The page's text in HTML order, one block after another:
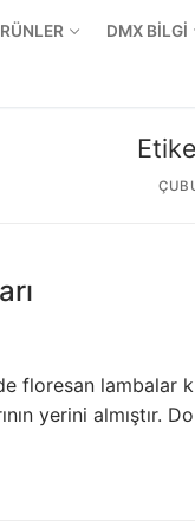
DMX BİLGİ
floresan lambalar
yerini almıştır.